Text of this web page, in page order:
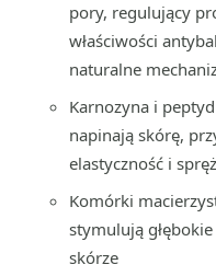
pory, regulujący
właściwości
naturalne
Karnozyna i
napinają skórę,
elastyczność i
Komórki
stymulują
skórze